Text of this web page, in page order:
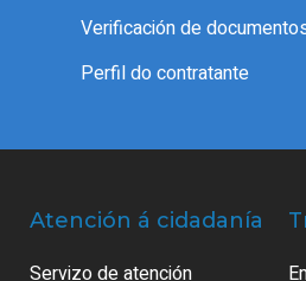
Verificación de
Perfil do contratante
Atención á cidadanía
Servizo de atención